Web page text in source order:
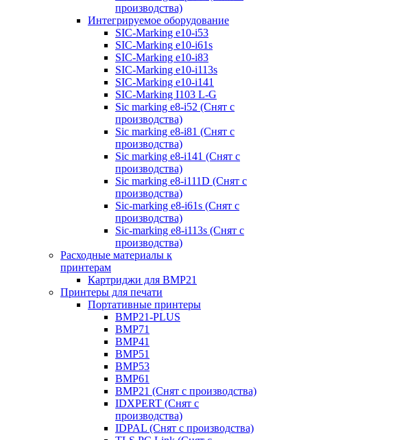
производства)
Интегрируемое оборудование
SIC-Marking e10-i53
SIC-Marking e10-i61s
SIC-Marking e10-i83
SIC-Marking e10-i113s
SIC-Marking e10-i141
SIC-Marking I103 L-G
Sic marking e8-i52 (Снят с
производства)
Sic marking e8-i81 (Снят с
производства)
Sic marking e8-i141 (Снят с
производства)
Sic marking e8-i111D (Снят с
производства)
Sic-marking e8-i61s (Снят с
производства)
Sic-marking e8-i113s (Снят с
производства)
Расходные материалы к
принтерам
Картриджи для BMP21
Принтеры для печати
Портативные принтеры
BMP21-PLUS
BMP71
BMP41
BMP51
BMP53
BMP61
BMP21 (Снят с производства)
IDXPERT (Снят с
производства)
IDPAL (Снят с производства)